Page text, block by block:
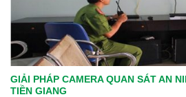
GIẢI PHÁP CAMERA QUAN SÁT AN
TIỀN GIANG